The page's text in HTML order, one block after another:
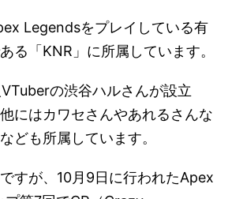
Legendsをプレイしている有
る「KNR」に所属しています。
VTuberの渋谷ハルさんが設立
にはカワセさんやあれるさんな
ども所属しています。
すが、10月9日に行われたApex